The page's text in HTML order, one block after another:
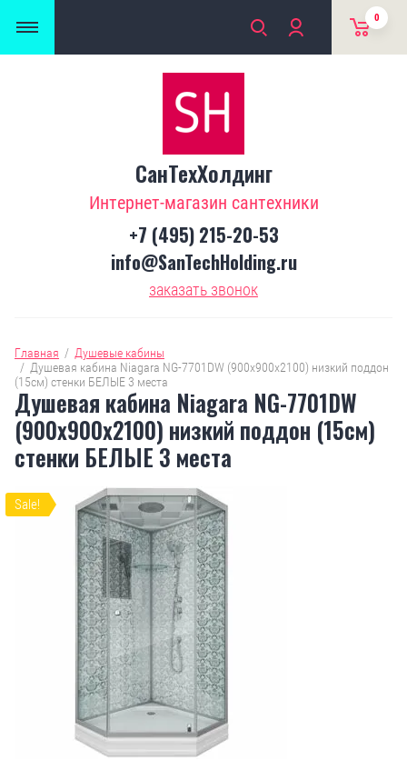
0
СанТехХолдинг
Интернет-магазин сантехники
+7 (495) 215-20-53
info@SanTechHolding.ru
заказать звонок
Главная
  /
Душевые кабины
  /
Душевая кабина Niagara NG-7701DW (900x900х2100) низкий поддон
(15см) стенки БЕЛЫЕ 3 места
Душевая кабина Niagara NG-7701DW
(900x900х2100) низкий поддон (15см)
стенки БЕЛЫЕ 3 места
Sale!